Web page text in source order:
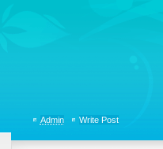
Admin Write Post